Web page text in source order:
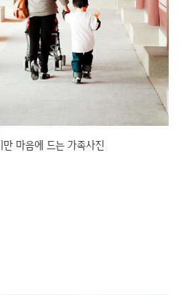
만 마음에 드는 가족사진